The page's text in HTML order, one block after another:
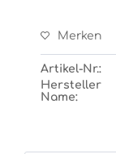
Merken
Artikel-Nr.:
Hersteller
Name: